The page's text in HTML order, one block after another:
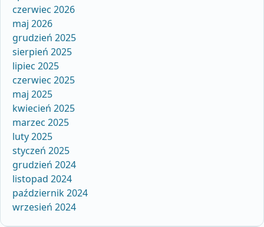
czerwiec 2026
maj 2026
grudzień 2025
sierpień 2025
lipiec 2025
czerwiec 2025
maj 2025
kwiecień 2025
marzec 2025
luty 2025
styczeń 2025
grudzień 2024
listopad 2024
październik 2024
wrzesień 2024